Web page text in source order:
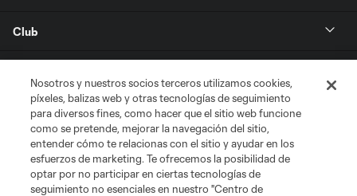
Club
News
MLSSOCCER.COM
Nosotros y nuestros socios terceros utilizamos cookies,
píxeles, balizas web y otras tecnologías de seguimiento
para diversos fines, como hacer que el sitio web funcione
como se pretende, mejorar la navegación del sitio,
entender cómo te relacionas con el sitio y ayudar en los
esfuerzos de marketing. Te ofrecemos la posibilidad de
optar por no participar en ciertas tecnologías de
seguimiento no esenciales en nuestro "Centro de